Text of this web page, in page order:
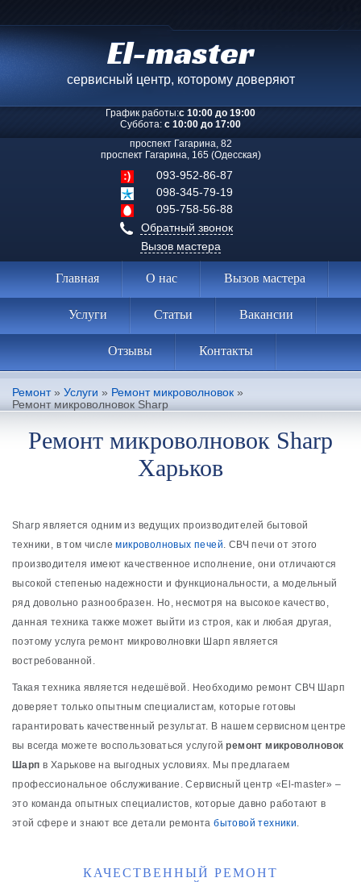
El-master
сервисный центр, которому доверяют
График работы:с 10:00 до 19:00
Суббота: с 10:00 до 17:00
проспект Гагарина, 82
проспект Гагарина, 165 (Одесская)
093-952-86-87
098-345-79-19
095-758-56-88
Обратный звонок
Вызов мастера
Главная О нас Вызов мастера
Услуги Статьи Вакансии
Отзывы Контакты
Ремонт» Услуги » Ремонт микроволновок »
Ремонт микроволновок Sharp
Ремонт микроволновок Sharp
Харьков
Sharp является одним из ведущих производителей бытовой
техники, в том числемикроволновых печей. СВЧ печи от этого
производителя имеют качественное исполнение, они отличаются
высокой степенью надежности и функциональности, а модельный
ряд довольно разнообразен. Но, несмотря на высокое качество,
данная техника также может выйти из строя, как и любая другая,
поэтому услуга ремонт микроволновки Шарп является
востребованной.
Такая техника является недешёвой. Необходимо ремонт СВЧ Шарп
доверяет только опытным специалистам, которые готовы
гарантировать качественный результат. В нашем сервисном центре
вы всегда можете воспользоваться услугойремонт микроволновок
Шарп в Харькове на выгодных условиях. Мы предлагаем
профессиональное обслуживание. Сервисный центр «El-master» –
это команда опытных специалистов, которые давно работают в
этой сфере и знают все детали ремонтабытовой техники
КАЧЕСТВЕННЫЙ РЕМОНТ